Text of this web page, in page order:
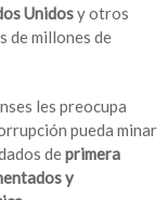
Unidosy otros
de millones de
les preocupa
pueda minar
deprimera
y